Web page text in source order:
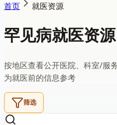
首页 就医资源
罕见病就医资源
按地区查看公开医院、科室/服
为就医前的信息参考
筛选